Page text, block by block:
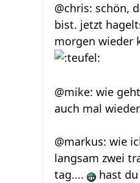
@chris: schön,
bist. jetzt
morgen wieder
@mike: wie
auch mal
@markus: wie
langsam zwei
tag....
hast